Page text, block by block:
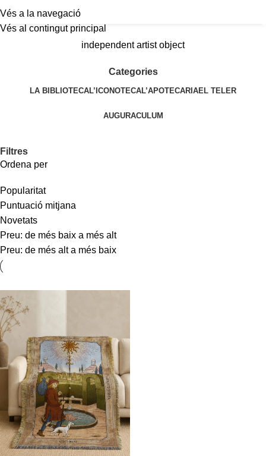
Vés a la navegació
Vés al contingut principal
independent artist object
Categories
LA BIBLIOTECAL’ICONOTECAL’APOTECARIAEL TELER
AUGURACULUM
Filtres
Ordena per
Popularitat
Puntuació mitjana
Novetats
Preu: de més baix a més alt
Preu: de més alt a més baix